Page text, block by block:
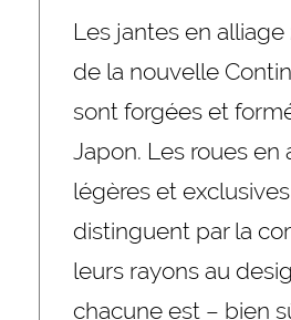
Les jantes en
de la nouvelle
sont forgées et
Japon. Les roues en
légères et
distinguent par la
leurs rayons au
chacune est – bien